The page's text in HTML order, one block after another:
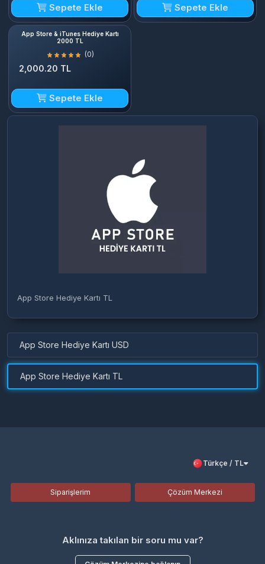
Sepete Ekle Sepete Ekle
App Store & iTunes Hediye Kartı
2000 TL
(0)
2,000.20 TL
Sepete Ekle
App Store Hediye Kartı TL
App Store Hediye Kartı USD
App Store Hediye Kartı TL
Türkçe / TL
Siparişlerim Çözüm Merkezi
Aklınıza takılan bir soru mu var?